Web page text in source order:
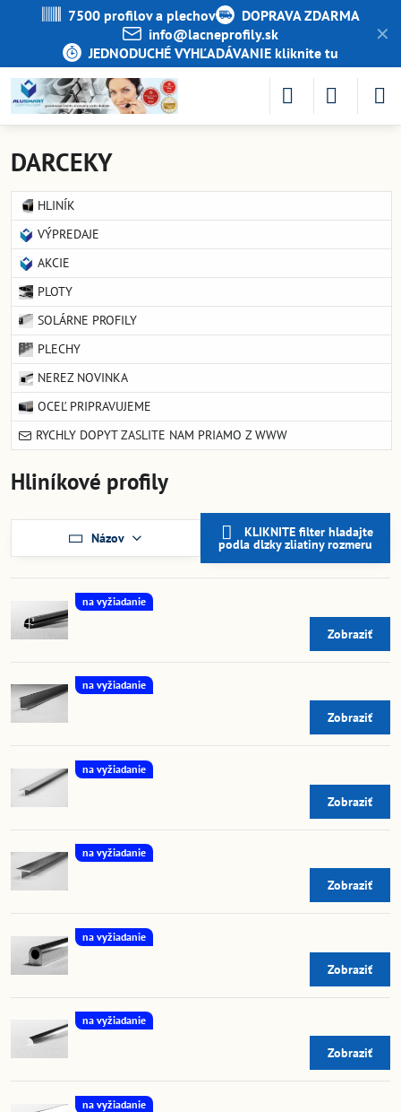
✕
7500 profilov a plechov
DOPRAVA ZDARMA
info​@lacneprofily​.sk
JEDNODUCHÉ VYHĽADÁVANIE kliknite tu
DARCEKY
HLINÍK
VÝPREDAJE
AKCIE
PLOTY
SOLÁRNE PROFILY
PLECHY
NEREZ NOVINKA
OCEĽ PRIPRAVUJEME
RYCHLY DOPYT ZASLITE NAM PRIAMO Z WWW
Hliníkové profily
Názov KLIKNITE filter hladajte
podla dlzky zliatiny rozmeru
na vyžiadanie
Zobraziť
na vyžiadanie
Zobraziť
na vyžiadanie
Zobraziť
na vyžiadanie
Zobraziť
na vyžiadanie
Zobraziť
na vyžiadanie
Zobraziť
na vyžiadanie